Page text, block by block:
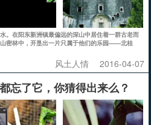
。在阳东新洲镇最偏远的深山中居住着一群古老而
密林中，开垦出一片只属于他们的乐园——北桂
风土人情 2016-04-07
忘了它，你猜得出来么？